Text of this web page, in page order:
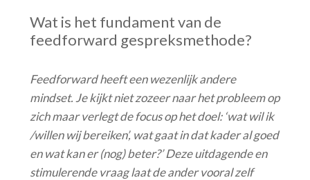
Wat is het fundament van de
feedforward gespreksmethode?
Feedforward heeft een wezenlijk andere
mindset. Je kijkt niet zozeer naar het probleem op
zich maar verlegt de focus op het doel: ‘wat wil ik
/willen wij bereiken’, wat gaat in dat kader al goed
en wat kan er (nog) beter?’ Deze uitdagende en
stimulerende vraag laat de ander vooral zelf